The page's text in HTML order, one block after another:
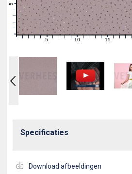
0
5
0 1 2 3 4 5 6 7 89 10 111213141516171819
Specificaties
Download afbeeldingen